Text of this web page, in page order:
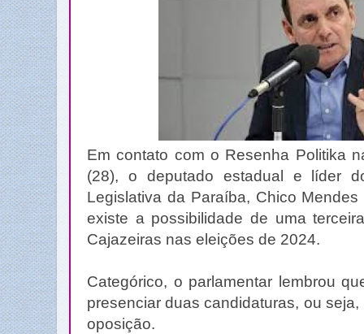
Em contato com o Resenha Politika
(28), o deputado estadual e líder
Legislativa da Paraíba, Chico
existe a possibilidade de uma
Cajazeiras nas eleições de 2024.
Categórico, o parlamentar lembrou
presenciar duas candidaturas, ou
oposição.